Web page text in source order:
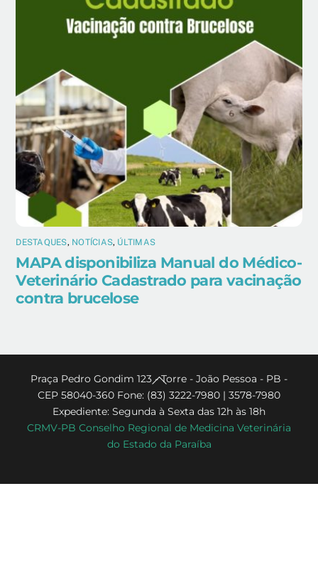
DESTAQUES, NOTÍCIAS, ÚLTIMAS
MAPA disponibiliza Manual do Médico-
Veterinário Cadastrado para vacinação
contra brucelose
Back
To
Top
Praça Pedro Gondim 123 - Torre - João Pessoa - PB -
CEP 58040-360 Fone: (83) 3222-7980 | 3578-7980
Expediente: Segunda à Sexta das 12h às 18h
CRMV-PB Conselho Regional de Medicina Veterinária
do Estado da Paraíba